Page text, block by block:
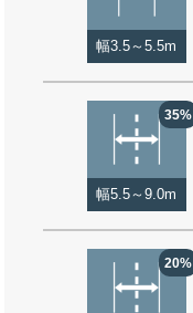
幅3.5～5.5m
35%
幅5.5～9.0m
20%